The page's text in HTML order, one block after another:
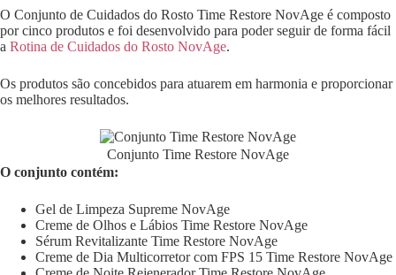
O Conjunto de Cuidados do Rosto Time Restore NovAge é composto
por cinco produtos e foi desenvolvido para poder seguir de forma fácil
a Rotina de Cuidados do Rosto NovAge.
Os produtos são concebidos para atuarem em harmonia e proporcionar
os melhores resultados.
Conjunto Time Restore NovAge
O conjunto contém:
Gel de Limpeza Supreme NovAge
Creme de Olhos e Lábios Time Restore NovAge
Sérum Revitalizante Time Restore NovAge
Creme de Dia Multicorretor com FPS 15 Time Restore NovAge